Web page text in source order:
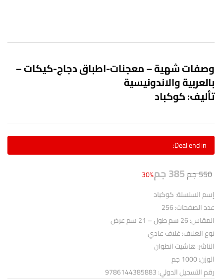
وصفات شهية – معجنات-اطباق دجاج-كيكات –
بالعربية والاندونيسية
تأليف: كوكباد
Deal end in:
550جم385جم30%
إسم السلسلة: كوكباد
عدد الصفحات: 256
المقاس: 26 سم طول – 21 سم عرض
نوع الغلاف: غلاف عادي
الناشر: هاشيت انطوان
الوزن: 1000 جم
رقم التسجيل الدولي: 9786144385883